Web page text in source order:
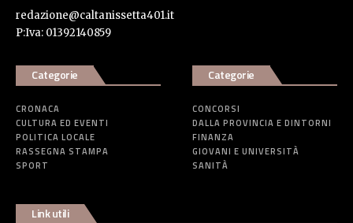
redazione@caltanissetta401.it
P:Iva: 01392140859
Categorie
CRONACA
CULTURA ED EVENTI
POLITICA LOCALE
RASSEGNA STAMPA
SPORT
Categorie
CONCORSI
DALLA PROVINCIA E DINTORNI
FINANZA
GIOVANI E UNIVERSITÀ
SANITÀ
Link utili